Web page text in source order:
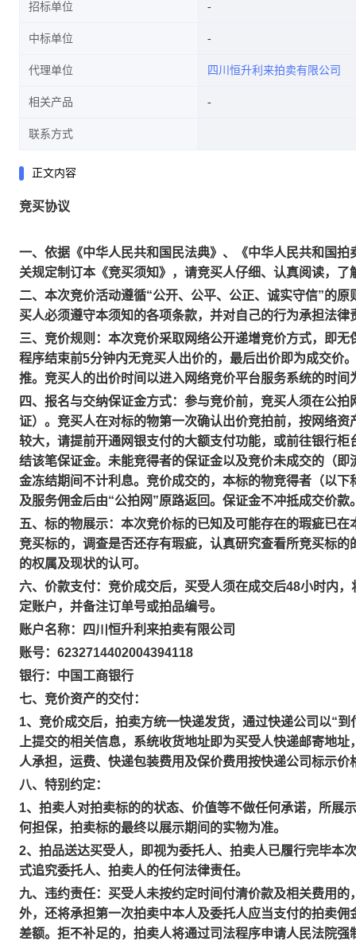
招标单位
中标单位
代理单位 四川恒升利来拍卖有限公司
相关产品
联系方式
正文内容
竞买协议
一、依据《中华人民共和国民法典》、《中华人民共和国
关规定制订本《竞买须知》，请竞买人仔细、认真阅读，了
二、本次竞价活动遵循“公开、公平、公正、诚实守信”的
买人必须遵守本须知的各项条款，并对自己的行为承担法律
三、竞价规则：本次竞价采取网络公开递增竞价方式，即
程序结束前5分钟内无竞买人出价的，最后出价即为成交价
推。竞买人的出价时间以进入网络竞价平台服务系统的时间
四、报名与交纳保证金方式：参与竞价前，竞买人须在公
证）。竞买人在对标的物第一次确认出价竞拍前，按网络
较大，请提前开通网银支付的大额支付功能，或前往银行
结该笔保证金。未能竞得者的保证金以及竞价未成交的（
金冻结期间不计利息。竞价成交的，本标的物竞得者（以
及服务佣金后由“公拍网”原路返回。保证金不冲抵成交价款
五、标的物展示：本次竞价标的已知及可能存在的瑕疵已
竞买标的，调查是否还存有瑕疵，认真研究查看所竞买标
的权属及现状的认可。
六、价款支付：竞价成交后，买受人须在成交后48小时内
定账户，并备注订单号或拍品编号。
账户名称：四川恒升利来拍卖有限公司
账号：6232714402004394118
银行：中国工商银行
七、竞价资产的交付：
1、竞价成交后，拍卖方统一快递发货，通过快递公司以“
上提交的相关信息，系统收货地址即为买受人快递邮寄地
人承担，运费、快递包装费用及保价费用按快递公司标示价
八、特别约定：
1、拍卖人对拍卖标的的状态、价值等不做任何承诺，所展
何担保，拍卖标的最终以展示期间的实物为准。
2、拍品送达买受人，即视为委托人、拍卖人已履行完毕本
式追究委托人、拍卖人的任何法律责任。
九、违约责任：买受人未按约定时间付清价款及相关费用
外，还将承担第一次拍卖中本人及委托人应当支付的拍卖
差额。拒不补足的，拍卖人将通过司法程序申请人民法院强